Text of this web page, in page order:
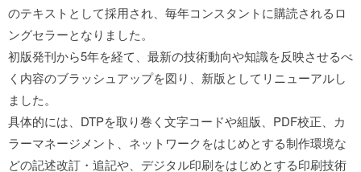
のテキストとして採用され、毎年コンスタントに購読されるロ
ングセラーとなりました。
初版発刊から5年を経て、最新の技術動向や知識を反映させるべ
く内容のブラッシュアップを図り、新版としてリニューアルし
ました。
具体的には、DTPを取り巻く文字コードや組版、PDF校正、カ
ラーマネージメント、ネットワークをはじめとする制作環境な
どの記述改訂・追記や、デジタル印刷をはじめとする印刷技術